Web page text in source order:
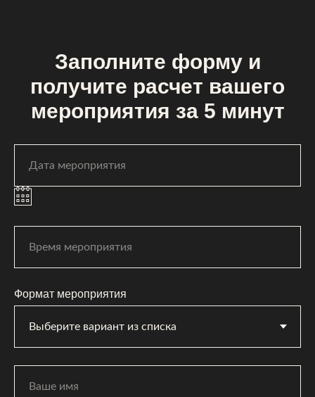
Заполните форму и
получите расчет вашего
мероприятия за 5 минут
Формат мероприятия